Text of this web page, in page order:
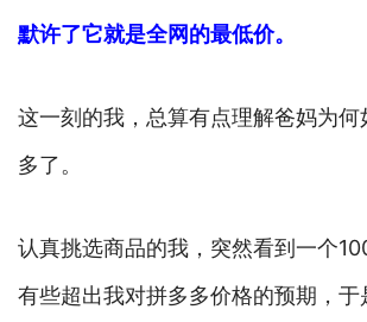
默许了它就是全网的最低价。
这一刻的我，总算有点理解爸妈为何
多了。
认真挑选商品的我，突然看到一个
有些超出我对拼多多价格的预期，于